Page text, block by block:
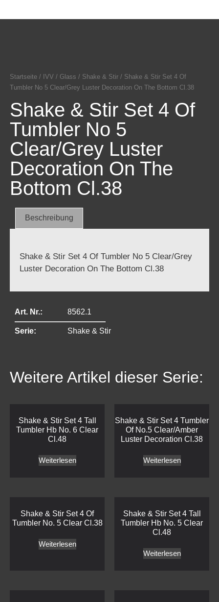
Startseite / IVV / Glass / Shake & Stir / Shake & Stir Set 4 Of
Tumbler No 5 Clear/Grey Luster Decoration On The Bottom Cl.38
Shake & Stir Set 4 Of
Tumbler No 5
Clear/Grey Luster
Decoration On The
Bottom Cl.38
Beschreibung
Shake & Stir Set 4 Of Tumbler No 5 Clear/Grey
Luster Decoration On The Bottom Cl.38
Art. Nr.: 8562.1
Serie: Shake & Stir
Weitere Artikel dieser Serie:
Shake & Stir Set 4 Tall
Tumbler Hb No. 6 Clear
Cl.48
Weiterlesen
Shake & Stir Set 4 Tumbler
Of No.5 Clear/Amber
Luster Decoration Cl.38
Weiterlesen
Shake & Stir Set 4 Of
Tumbler No. 5 Clear Cl.38
Weiterlesen
Shake & Stir Set 4 Tall
Tumbler Hb No. 5 Clear
Cl.48
Weiterlesen